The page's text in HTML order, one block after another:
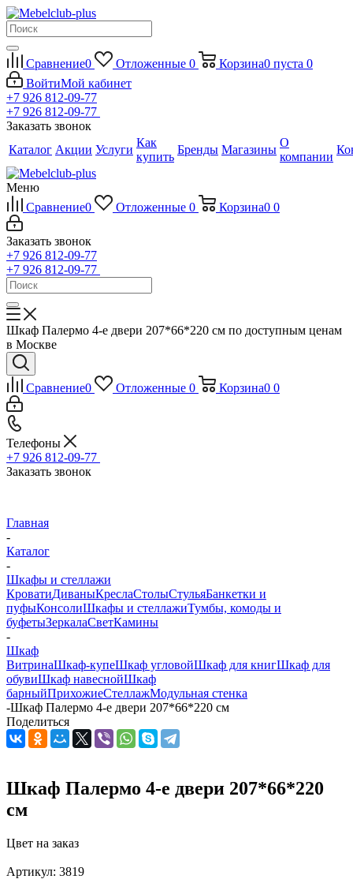
Сравнение0 Отложенные 0 Корзина0 пуста 0
ВойтиМой кабинет
+7 926 812-09-77
+7 926 812-09-77
Заказать звонок
Каталог Акции Услуги
Как
купить
Бренды Магазины
О
компании
Меню
Сравнение0 Отложенные 0 Корзина0 0
Заказать звонок
+7 926 812-09-77
+7 926 812-09-77
Шкаф Палермо 4-е двери 207*66*220 см по доступным ценам
в Москве
Сравнение0 Отложенные 0 Корзина0 0
Телефоны
+7 926 812-09-77
Заказать звонок
Главная
-
Каталог
-
Шкафы и стеллажи
КроватиДиваныКреслаСтолыСтульяБанкетки и
пуфыКонсолиШкафы и стеллажиТумбы, комоды и
буфетыЗеркалаСветКамины
-
Шкаф
ВитринаШкаф-купеШкаф угловойШкаф для книгШкаф для
обувиШкаф навеснойШкаф
барныйПрихожиеСтеллажМодульная стенка
-Шкаф Палермо 4-е двери 207*66*220 см
Поделиться
Шкаф Палермо 4-е двери 207*66*220
см
Цвет на заказ
Артикул: 3819